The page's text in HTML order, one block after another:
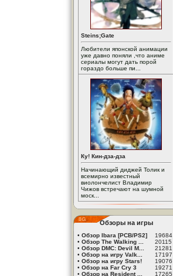
Steins;Gate
Любители японской анимации
уже давно поняли ,что аниме
сериалы могут дать порой
гораздо больше пи...
Ку! Кин-дза-дза
Начинающий диджей Толик и
всемирно известный
виолончелист Владимир
Чижов встречают на шумной
моск...
Обзоры на игры
• Обзор Ibara [PCB/PS2]
19684
• Обзор The Walking ...
20115
• Обзор DMC: Devil M...
21281
• Обзор на игру Valk...
17197
• Обзор на игру Stars!
19076
• Обзор на Far Cry 3
19271
• Обзор на Resident ... 17265